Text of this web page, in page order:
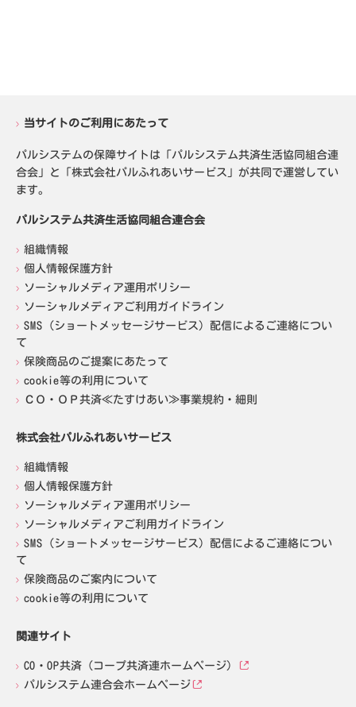
当サイトのご利用にあたって
パルシステムの保障サイトは「パルシステム共済生活協同組合連
合会」と「株式会社パルふれあいサービス」が共同で運営してい
ます。
パルシステム共済生活協同組合連合会
組織情報
個人情報保護方針
ソーシャルメディア運用ポリシー
ソーシャルメディアご利用ガイドライン
SMS（ショートメッセージサービス）配信によるご連絡につい
て
保険商品のご提案にあたって
cookie等の利用について
ＣＯ・ＯＰ共済≪たすけあい≫事業規約・細則
株式会社パルふれあいサービス
組織情報
個人情報保護方針
ソーシャルメディア運用ポリシー
ソーシャルメディアご利用ガイドライン
SMS（ショートメッセージサービス）配信によるご連絡につい
て
保険商品のご案内について
cookie等の利用について
関連サイト
CO・OP共済（コープ共済連ホームページ）
パルシステム連合会ホームページ